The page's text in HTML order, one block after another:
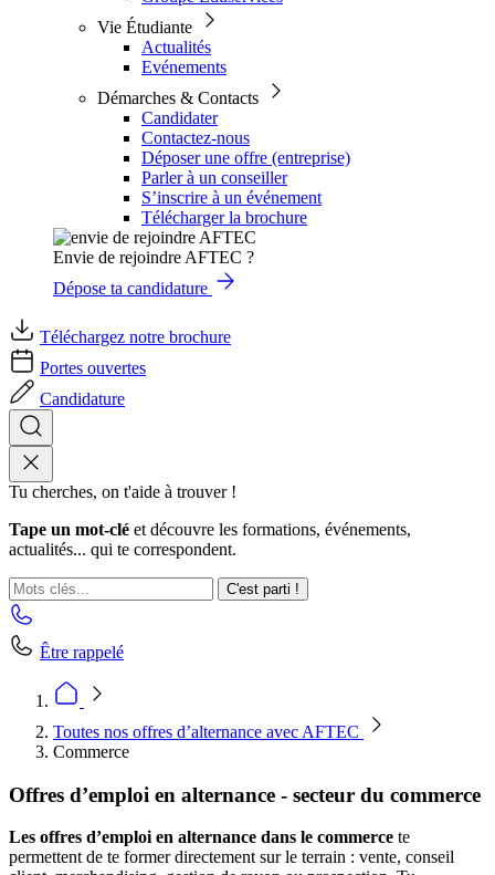
Vie Étudiante
Actualités
Evénements
Démarches & Contacts
Candidater
Contactez-nous
Déposer une offre (entreprise)
Parler à un conseiller
S’inscrire à un événement
Télécharger la brochure
Envie de rejoindre AFTEC ?
Dépose ta candidature
Téléchargez notre brochure
Portes ouvertes
Candidature
Tu cherches, on t'aide à trouver !
Tape un mot-clé et découvre les formations, événements,
actualités... qui te correspondent.
C'est parti !
Être rappelé
Toutes nos offres d’alternance avec AFTEC
Commerce
Offres d’emploi en alternance - secteur du commerce
Les offres d’emploi en alternance dans le commerce te
permettent de te former directement sur le terrain : vente, conseil